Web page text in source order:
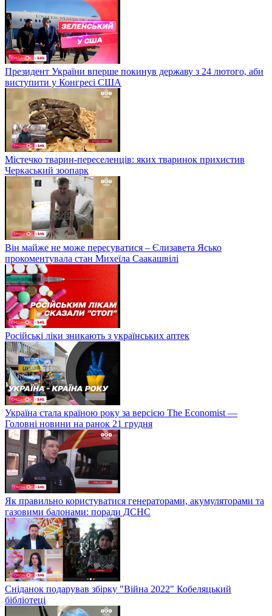
Президент України вперше покинув державу з 24 лютого, аби
виступити у Конгресі США
Містечко тварин-переселенців: яких тваринок прихистив
Черкаський зоопарк
Він майже не може пересуватися – Єлизавета Ясько
прокоментувала стан Михеїла Саакашвілі
Російські ліки зникають з українських аптек
Україна стала країною року за версією The Economist —
Головні новини на ранок 21 грудня
Як правильно користуватися генераторами, акумуляторами та
газовими балонами: поради ДСНС
Сніданок подарував збірку "Війна 2022" Кобеляцький
бібліотеці